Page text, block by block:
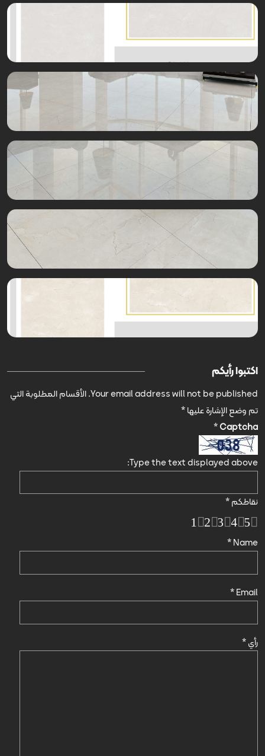
اكتبوا رأيكم
Your email address will not be published. الأقسام المطلوبة التي
تم وضع الإشارة عليها*
رأي*
Name
*
Email
*
Captcha
*
Type the text displayed above:
نقاطكم*
5
4
3
2
1